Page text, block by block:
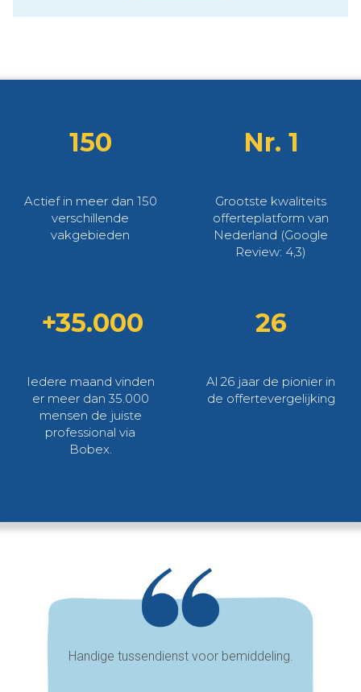
150
Actief in meer dan 150
verschillende
vakgebieden
Nr. 1
Grootste kwaliteits
offerteplatform van
Nederland (Google
Review: 4,3)
+35.000
Iedere maand vinden
er meer dan 35.000
mensen de juiste
professional via
Bobex.
26
Al 26 jaar de pionier in
de offertevergelijking
Handige tussendienst voor bemiddeling.